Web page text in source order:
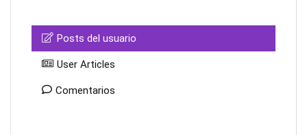
Posts del usuario
User Articles
Comentarios